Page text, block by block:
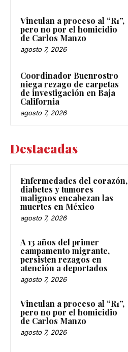
Vinculan a proceso al “R1”,
pero no por el homicidio
de Carlos Manzo
agosto 7, 2026
Coordinador Buenrostro
niega rezago de carpetas
de investigación en Baja
California
agosto 7, 2026
Destacadas
Enfermedades del corazón,
diabetes y tumores
malignos encabezan las
muertes en México
agosto 7, 2026
A 13 años del primer
campamento migrante,
persisten rezagos en
atención a deportados
agosto 7, 2026
Vinculan a proceso al “R1”,
pero no por el homicidio
de Carlos Manzo
agosto 7, 2026